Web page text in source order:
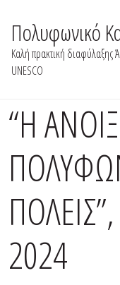
content
Πολυφωνικό
Καλή πρακτική διαφύλαξης
UNESCO
“Η
2024